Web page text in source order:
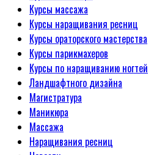
Курсы массажа
Курсы наращивания ресниц
Курсы ораторского мастерства
Курсы парикмахеров
Курсы по наращиванию ногтей
Ландшафтного дизайна
Магистратура
Маникюра
Массажа
Наращивания ресниц